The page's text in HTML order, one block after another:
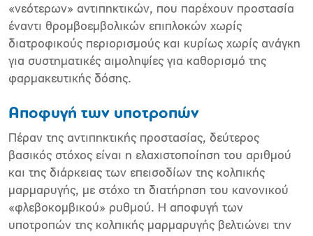
«νεότερων» αντιπηκτικών, που παρέχουν προστασία
έναντι θροµβοεµβολικών επιπλοκών χωρίς
διατροφικούς περιορισµούς και κυρίως χωρίς ανάγκη
για συστηµατικές αιµοληψίες για καθορισµό της
φαρµακευτικής δόσης.
Αποφυγή των υποτροπών
Πέραν της αντιπηκτικής προστασίας, δεύτερος
βασικός στόχος είναι η ελαχιστοποίηση του αριθµού
και της διάρκειας των επεισοδίων της κολπικής
µαρµαρυγής, µε στόχο τη διατήρηση του κανονικού
«φλεβοκοµβικού» ρυθµού. Η αποφυγή των
υποτροπών της κολπικής µαρµαρυγής βελτιώνει την